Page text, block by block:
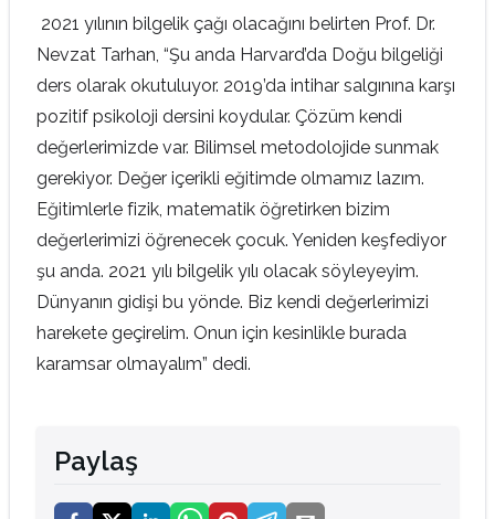
2021 yılının bilgelik çağı olacağını belirten Prof. Dr.
Nevzat Tarhan, “Şu anda Harvard’da Doğu bilgeliği
ders olarak okutuluyor. 2019’da intihar salgınına karşı
pozitif psikoloji dersini koydular. Çözüm kendi
değerlerimizde var. Bilimsel metodolojide sunmak
gerekiyor. Değer içerikli eğitimde olmamız lazım.
Eğitimlerle fizik, matematik öğretirken bizim
değerlerimizi öğrenecek çocuk. Yeniden keşfediyor
şu anda. 2021 yılı bilgelik yılı olacak söyleyeyim.
Dünyanın gidişi bu yönde. Biz kendi değerlerimizi
harekete geçirelim. Onun için kesinlikle burada
karamsar olmayalım” dedi.
Paylaş